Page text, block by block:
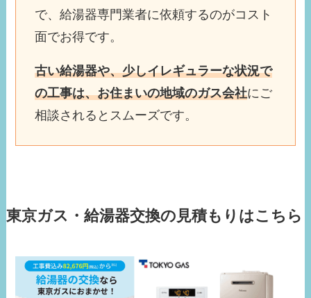
で、給湯器専門業者に依頼するのがコスト
面でお得です。
古い給湯器や、少しイレギュラーな状況で
の工事は、お住まいの地域のガス会社にご
相談されるとスムーズです。
東京ガス・給湯器交換の見積もりはこちら